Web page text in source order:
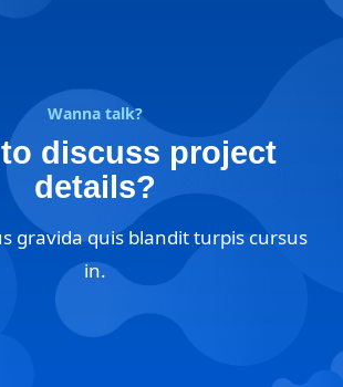
Wanna talk?
discuss project
details?
gravida quis blandit turpis cursus
in.